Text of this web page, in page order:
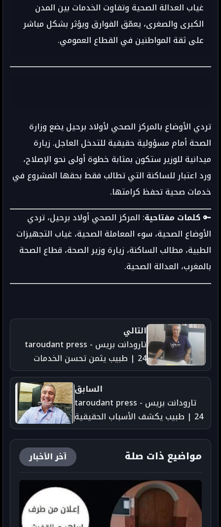
غياب العدالة الصحية وتفاوت الخدمات بين المدن
الكبرى والصغرى، يعمّق الفوارق ويؤثر بشكل مباشر
على ثقة المواطنين في القطاع العمومي.
تردي الأوضاع بالمركز الصحي لأولاد برحيل يضع وزارة
الصحة أمام مسؤولية حقيقية للتدخل العاجل. زيارة
ميدانية للوزير ستكون بمثابة خطوة أولى نحو الإصلاح،
ورد اعتبار للساكنة التي تطالب فقط بحقها المشروع في
خدمات صحية تحفظ كرامتها.
🔑كلمات مفتاحية: المركز الصحي أولاد برحيل، تردي
الأوضاع الصحية، سوء المعاملة الصحية، غياب التجهيزات
الطبية، مطالب الساكنة، زيارة وزير الصحة، قطاع الصحة
بالمغرب، العدالة الصحية.
التالي
تارودانت بريس - taroudant press
24 | طبيب يثمن تحسن الخدمات
الصحية بمستشفى الحسن الثاني
السابق
تارودانت بريس - taroudant press
24 | طبيب يكشف الأسباب الحقيقية
وراء تردي الخدمات بمستشفى
الحسن الثاني بأكادير
مواضيع ذات صلة آخر الأخبار